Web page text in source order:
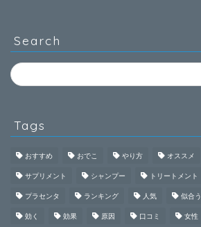
Search
Tags
おすすめ おでこ やり方 オススメ
サプリメント シャンプー トリートメント
プラセンタ ランキング 人気 似合う
効く 効果 原因 口コミ 女性